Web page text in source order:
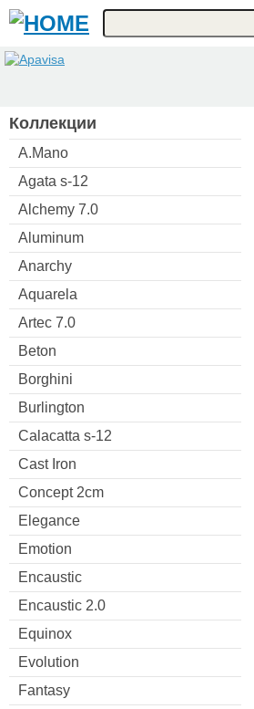
Коллекции
A.Mano
Agata s-12
Alchemy 7.0
Aluminum
Anarchy
Aquarela
Artec 7.0
Beton
Borghini
Burlington
Calacatta s-12
Cast Iron
Concept 2cm
Elegance
Emotion
Encaustic
Encaustic 2.0
Equinox
Evolution
Fantasy